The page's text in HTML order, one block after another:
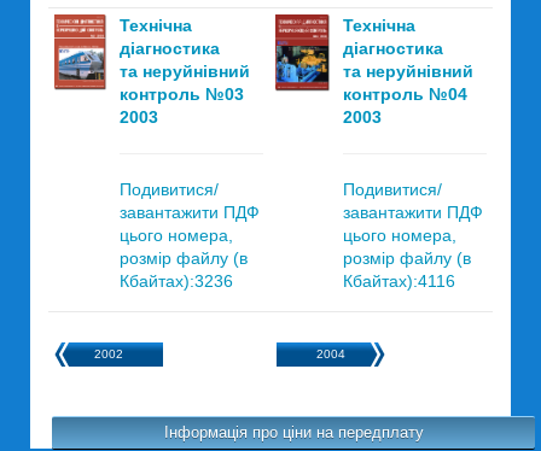
Технічна
діагностика
та неруйнівний
контроль №03
2003
Подивитися/
завантажити ПДФ
цього номера,
розмір файлу (в
Кбайтах):3236
Технічна
діагностика
та неруйнівний
контроль №04
2003
Подивитися/
завантажити ПДФ
цього номера,
розмір файлу (в
Кбайтах):4116
2002 2004
Інформація про ціни на передплату